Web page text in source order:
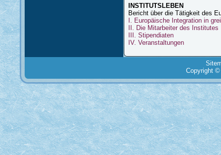
INSTITUTSLEBEN
Bericht über die Tätigkeit des
I. Europäische Integration in
II. Die Mitarbeiter des Institutes
III. Stipendiaten
IV. Veranstaltungen
Copyright ©